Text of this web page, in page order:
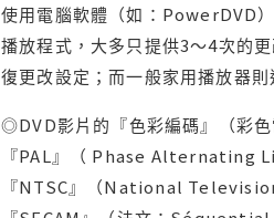
使用電腦軟體（如：PowerDVD
播放程式，大多只提供3～4次的
復更改設定；而一般家用播放器則
◎DVD影片的『色彩編碼』（彩色
『PAL』（ Phase Alternating
『NTSC』（National